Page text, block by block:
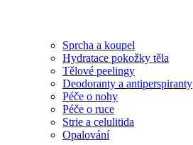
Sprcha a koupel
Hydratace pokožky těla
Tělové peelingy
Deodoranty a antiperspiranty
Péče o nohy
Péče o ruce
Strie a celulitida
Opalování